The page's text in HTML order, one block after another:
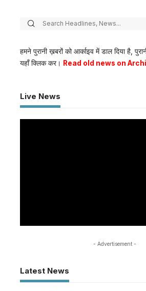
हमने पुरानी ख़बरों को आर्काइव में डाल दिया है,
यहाँ क्लिक कर। Read old news on
Live News
- Advertisement -
Latest News